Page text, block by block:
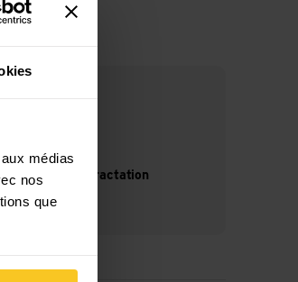
médias
nos
que
de droit de rétractation